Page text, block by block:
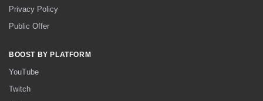
Privacy Policy
Public Offer
BOOST BY PLATFORM
YouTube
Twitch